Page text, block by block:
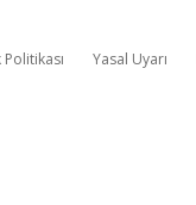
Yasal Uyarı